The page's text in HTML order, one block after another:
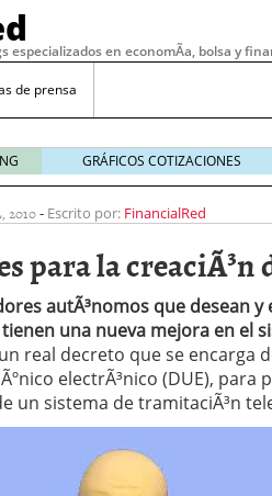
especializados en economÃ­a, bolsa y
de prensa
cuando ya es demasiado tarde
SIFX: Lo Que Deben Saber los
GRÁFICOS COTIZACIONES
2010- Escrito por: FinancialRed
para la creaciÃ³n
autÃ³nomos que desean y
tienen una nueva mejora en el
real decreto que se encarga
electrÃ³nico (DUE), para
un sistema de tramitaciÃ³n